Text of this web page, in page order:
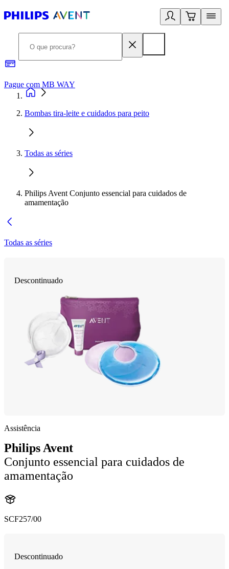
Pague com MB WAY
Bombas tira-leite e cuidados para peito
Todas as séries
Philips Avent Conjunto essencial para cuidados de
amamentação
Todas as séries
Descontinuado
Assistência
Philips Avent
Conjunto essencial para cuidados de
amamentação
SCF257/00
Descontinuado